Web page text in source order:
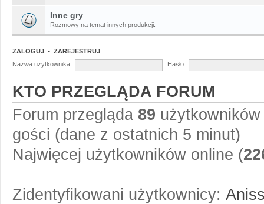
Inne gry
Rozmowy na temat innych produkcji.
ZALOGUJ • ZAREJESTRUJ
Nazwa użytkownika:
Hasło:
KTO PRZEGLĄDA FORUM
Forum przegląda 89
gości (dane z ostatnich 5 minut)
Najwięcej użytkowników online (
Zidentyfikowani użytkownicy: